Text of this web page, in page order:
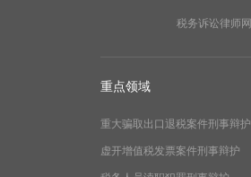
税务诉讼律师网
重点领域
重大骗取出口退税案件刑事辩护
虚开增值税发票案件刑事辩护